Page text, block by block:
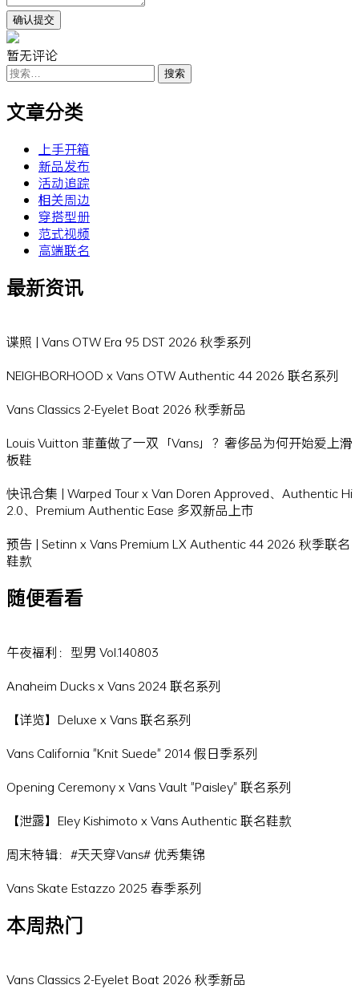
暂无评论
搜
索：
文章分类
上手开箱
新品发布
活动追踪
相关周边
穿搭型册
范式视频
高端联名
最新资讯
谍照 | Vans OTW Era 95 DST 2026 秋季系列
NEIGHBORHOOD x Vans OTW Authentic 44 2026 联名系列
Vans Classics 2-Eyelet Boat 2026 秋季新品
Louis Vuitton 菲董做了一双「Vans」？奢侈品为何开始爱上滑
板鞋
快讯合集 | Warped Tour x Van Doren Approved、Authentic Hi
2.0、Premium Authentic Ease 多双新品上市
预告 | Setinn x Vans Premium LX Authentic 44 2026 秋季联名
鞋款
随便看看
午夜福利：型男 Vol.140803
Anaheim Ducks x Vans 2024 联名系列
【详览】Deluxe x Vans 联名系列
Vans California "Knit Suede" 2014 假日季系列
Opening Ceremony x Vans Vault "Paisley" 联名系列
【泄露】Eley Kishimoto x Vans Authentic 联名鞋款
周末特辑：#天天穿Vans# 优秀集锦
Vans Skate Estazzo 2025 春季系列
本周热门
Vans Classics 2-Eyelet Boat 2026 秋季新品